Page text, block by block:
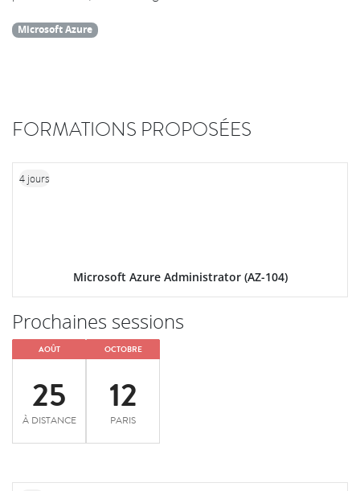
Microsoft Azure
FORMATIONS PROPOSÉES
Microsoft Azure Administrator (AZ-104)
4 jours
Prochaines sessions
AOÛT
25
À DISTANCE
OCTOBRE
12
PARIS